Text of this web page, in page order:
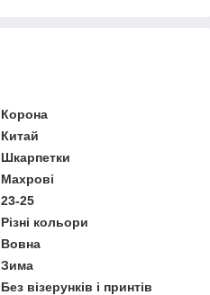
Корона
Китай
Шкарпетки
Махрові
23-25
Різні кольори
Вовна
Зима
Без візерунків і принтів